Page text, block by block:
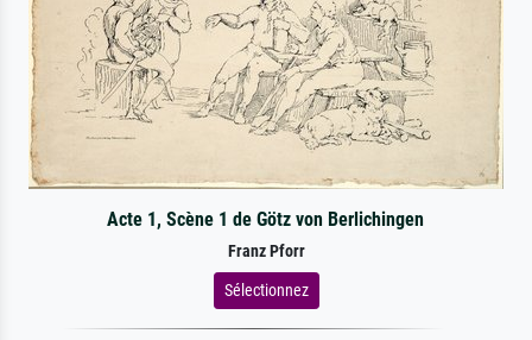
Acte 1, Scène 1 de Götz von Berlichingen
Franz Pforr
Sélectionnez